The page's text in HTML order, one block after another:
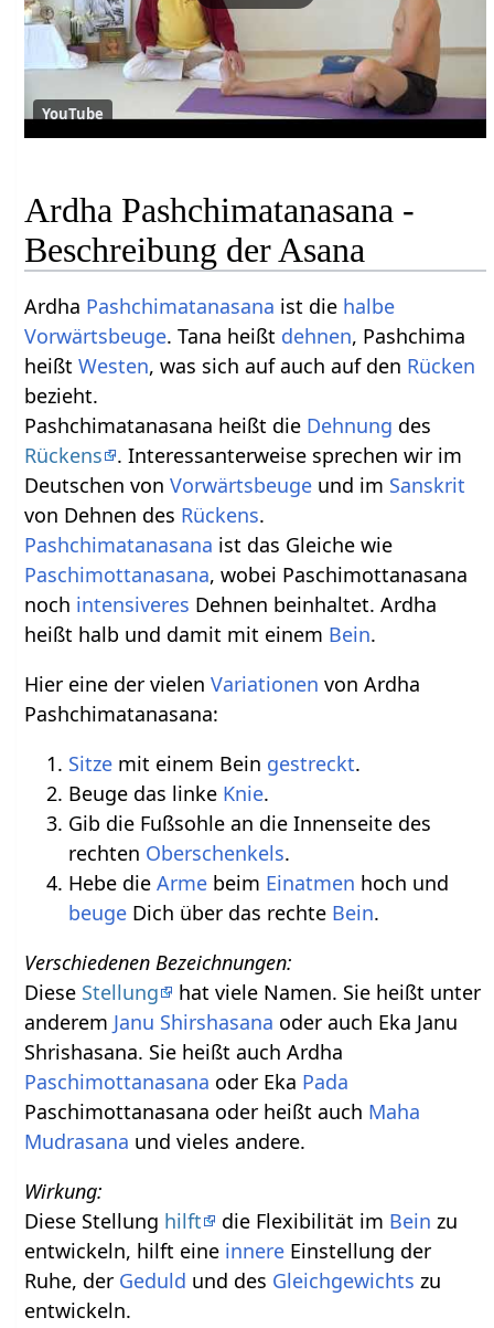
YouTube
Ardha Pashchimatanasana -
Beschreibung der Asana
Ardha Pashchimatanasana ist die halbe
Vorwärtsbeuge. Tana heißt dehnen, Pashchima
heißtWesten, was sich auf auch auf den Rücken
bezieht.
Pashchimatanasana heißt die Dehnung des
Rückens
. Interessanterweise sprechen wir im
Deutschen vonVorwärtsbeuge und im Sanskrit
von Dehnen des Rückens.
Pashchimatanasana ist das Gleiche wie
Paschimottanasana, wobei Paschimottanasana
noch intensiveres Dehnen beinhaltet. Ardha
heißt halb und damit mit einem Bein.
Hier eine der vielenVariationen von Ardha
Pashchimatanasana:
Sitze mit einem Bein gestreckt.
Beuge das linke Knie.
Gib die Fußsohle an die Innenseite des
rechten Oberschenkels.
Hebe dieArme beim Einatmen hoch und
beuge Dich über das rechte Bein.
Verschiedenen Bezeichnungen:
Diese Stellung
hat viele Namen. Sie heißt unter
anderem Janu Shirshasana oder auch Eka Janu
Shrishasana. Sie heißt auch Ardha
Paschimottanasana oder Eka Pada
Paschimottanasana oder heißt auch Maha
Mudrasana und vieles andere.
Wirkung:
Diese Stellung hilft die Flexibilität im Bein zu
entwickeln, hilft eine innere Einstellung der
Ruhe, der Geduld und des Gleichgewichts zu
entwickeln.